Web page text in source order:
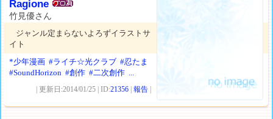
Ragione
竹見優さん
ジャンル定まらないよろずイラストサ
イト
*少年漫画 #ライチ☆光クラブ #忍たま
#SoundHorizon #創作 #二次創作 ...
| 更新日:2014/01/25 | ID:21356 |報告